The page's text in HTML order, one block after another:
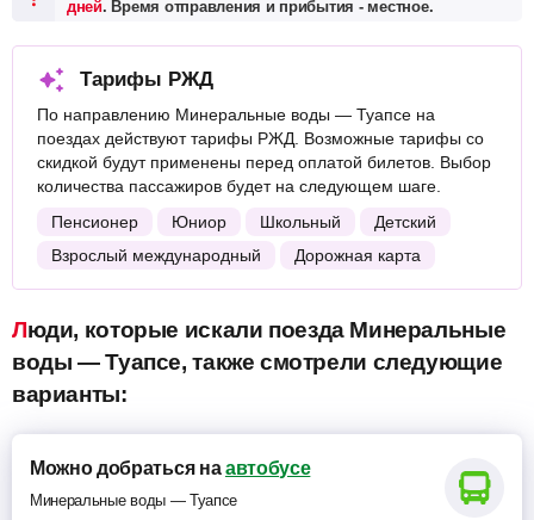
дней. Время отправления и прибытия - местное.
Тарифы РЖД
По направлению Минеральные воды — Туапсе на
поездах действуют тарифы РЖД. Возможные тарифы со
скидкой будут применены перед оплатой билетов. Выбор
количества пассажиров будет на следующем шаге.
Пенсионер
Юниор Школьный
Детский
Взрослый международный
Дорожная карта
Люди, которые искали поезда Минеральные
воды — Туапсе, также смотрели следующие
варианты:
Можно добраться наавтобусе
Минеральные воды — Туапсе